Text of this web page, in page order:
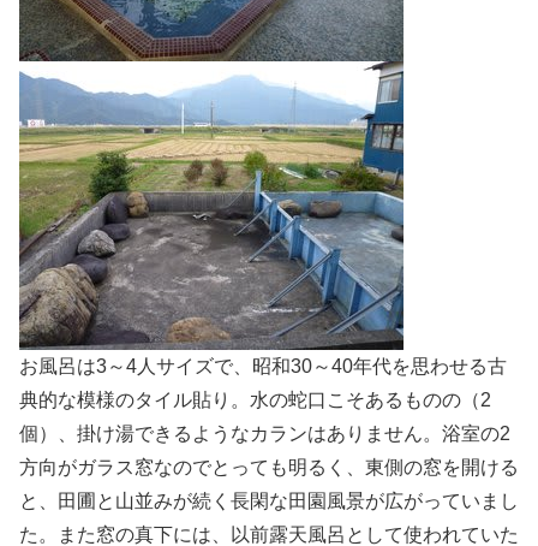
お風呂は3～4人サイズで、昭和30～40年代を思わせる古
典的な模様のタイル貼り。水の蛇口こそあるものの（2
個）、掛け湯できるようなカランはありません。浴室の2
方向がガラス窓なのでとっても明るく、東側の窓を開ける
と、田圃と山並みが続く長閑な田園風景が広がっていまし
た。また窓の真下には、以前露天風呂として使われていた